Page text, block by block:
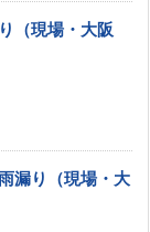
（現場・大阪
漏り（現場・大